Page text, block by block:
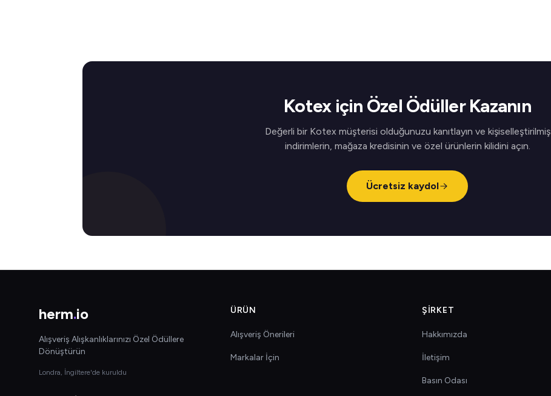
Kotex için Özel Ödüller Kazanın
Değerli bir Kotex müşterisi olduğunuzu kanıtlayın ve kişiselleştirilmiş
indirimlerin, mağaza kredisinin ve özel ürünlerin kilidini açın.
Ücretsiz kaydol
herm.io
Alışveriş Alışkanlıklarınızı Özel Ödüllere
Dönüştürün
Londra, İngiltere'de kuruldu
ÜRÜN
Alışveriş Önerileri
Markalar İçin
ŞIRKET
Hakkımızda
İletişim
Basın Odası